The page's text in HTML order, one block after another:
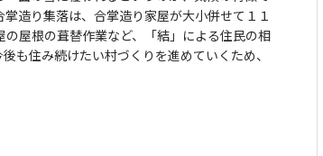
造り集落は、合掌造り家屋が大小併せて１１
屋根の葺替作業など、「結」による住民の相
も住み続けたい村づくりを進めていくため、